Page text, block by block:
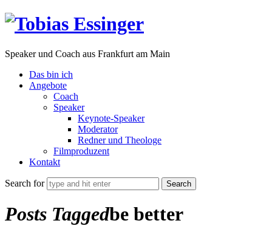
Tobias
Essinger
Speaker und Coach aus Frankfurt am Main
Das bin ich
Angebote
Coach
Speaker
Keynote-Speaker
Moderator
Redner und Theologe
Filmproduzent
Kontakt
Search for
Posts Taggedbe better